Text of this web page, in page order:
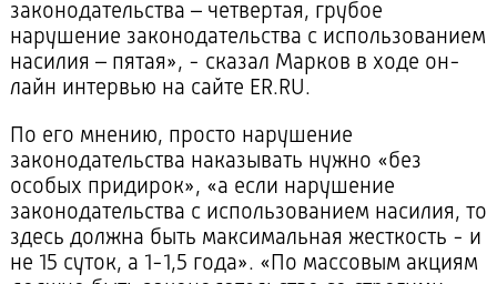
законодательства – четвертая, грубое
нарушение законодательства с использованием
насилия – пятая», - сказал Марков в ходе он-
лайн интервью на сайте ER.RU.
По его мнению, просто нарушение
законодательства наказывать нужно «без
особых придирок», «а если нарушение
законодательства с использованием насилия, то
здесь должна быть максимальная жесткость - и
не 15 суток, а 1-1,5 года». «По массовым акциям